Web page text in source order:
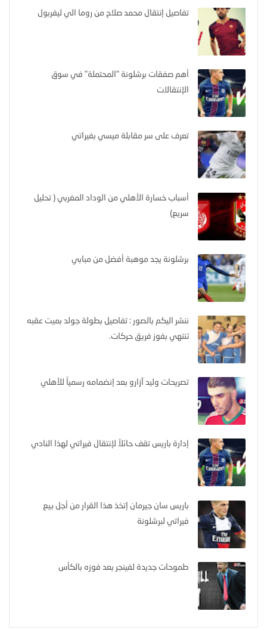
تفاصيل إنتقال محمد صلاح من روما الي ليفربول
أهم صفقات برشلونة "المحتملة" في سوق
الإنتقالات
تعرف على سر مقابلة ميسي بفيراتي
أسباب خسارة الأهلي من الوداد المغربي ( تحليل
سريع)
برشلونة يجد موهبة أفضل من مبابي
ننشر اليكم بالصور : تفاصيل بطولة جولد بميت عقبه
تنتهي بفوز فريق حركات.
تصريحات وليد آزارو بعد إنضمامه رسمياً للأهلي
إدارة باريس تقف حائلاً لإنتقال فيراتي لهذا النادي
باريس سان جيرمان إتخذ هذا القرار من أجل بيع
فيراتي لبرشلونة
طموحات جديدة لفينجر بعد فوزه بالكأس